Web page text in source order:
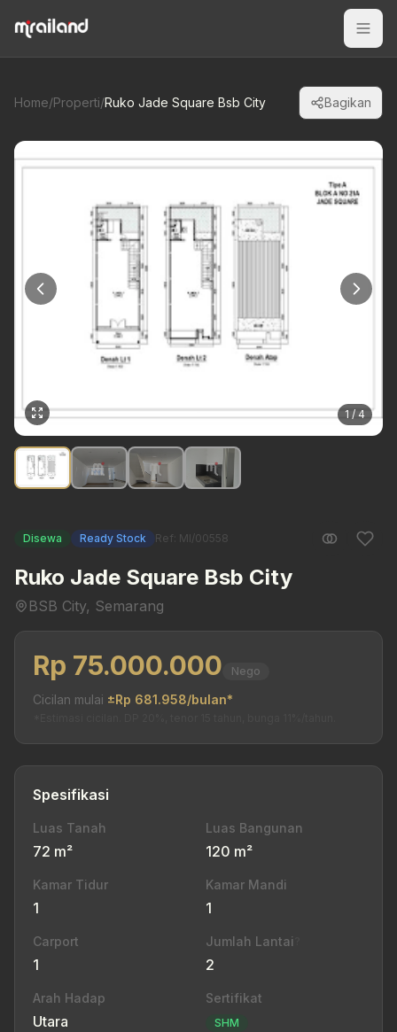
Home/Properti/Ruko Jade Square Bsb City Bagikan
1 / 4
Disewa Ready Stock Ref: MI/00558
Ruko Jade Square Bsb City
BSB City, Semarang
Rp 75.000.000 Nego
Cicilan mulai ±Rp 681.958/bulan*
Spesifikasi
Luas Tanah
72 m²
Luas Bangunan
120 m²
Kamar Tidur
1
Kamar Mandi
1
Carport
1
Jumlah Lantai
2
Arah Hadap
Utara
Sertifikat
SHM